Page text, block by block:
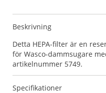
Beskrivning
Detta HEPA-filter är en
för Wasco-dammsugare
artikelnummer 5749.
Specifikationer